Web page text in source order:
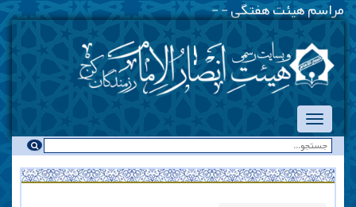
مراسم هیئت هفتگی - یکشنبه شب_